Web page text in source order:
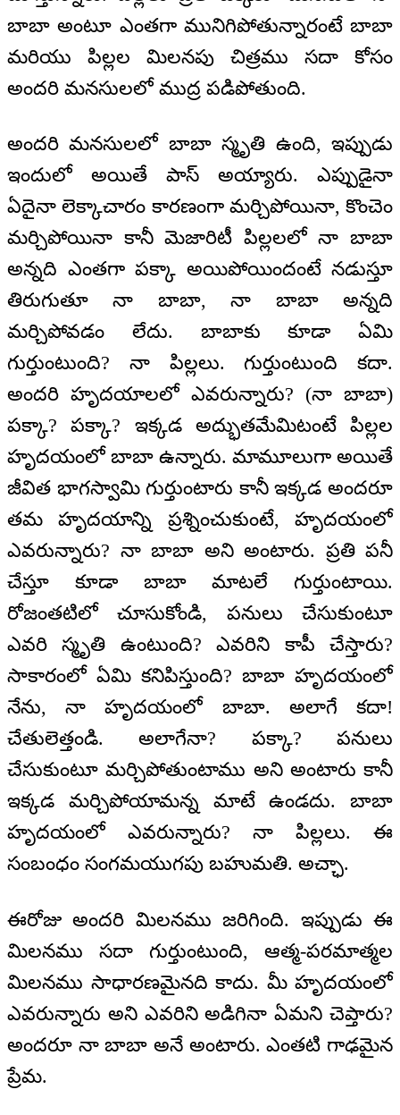
బాబా అంటూ ఎంతగా మునిగిపోతున్నారంటే బాబా
మరియు పిల్లల మిలనపు చిత్రము సదా కోసం
అందరి మనసులలో ముద్ర పడిపోతుంది.
అందరి మనసులలో బాబా స్మృతి ఉంది, ఇప్పుడు
ఇందులో అయితే పాస్ అయ్యారు. ఎప్పుడైనా
ఏదైనా లెక్కాచారం కారణంగా మర్చిపోయినా, కొంచెం
మర్చిపోయినా కానీ మెజారిటీ పిల్లలలో నా బాబా
అన్నది ఎంతగా పక్కా అయిపోయిందంటే నడుస్తూ
తిరుగుతూ నా బాబా, నా బాబా అన్నది
మర్చిపోవడం లేదు. బాబాకు కూడా ఏమి
గుర్తుంటుంది? నా పిల్లలు. గుర్తుంటుంది కదా.
అందరి హృదయాలలో ఎవరున్నారు? (నా బాబా)
పక్కా? పక్కా? ఇక్కడ అద్భుతమేమిటంటే పిల్లల
హృదయంలో బాబా ఉన్నారు. మామూలుగా అయితే
జీవిత భాగస్వామి గుర్తుంటారు కానీ ఇక్కడ అందరూ
తమ హృదయాన్ని ప్రశ్నించుకుంటే, హృదయంలో
ఎవరున్నారు? నా బాబా అని అంటారు. ప్రతి పనీ
చేస్తూ కూడా బాబా మాటలే గుర్తుంటాయి.
రోజంతటిలో చూసుకోండి, పనులు చేసుకుంటూ
ఎవరి స్మృతి ఉంటుంది? ఎవరిని కాపీ చేస్తారు?
సాకారంలో ఏమి కనిపిస్తుంది? బాబా హృదయంలో
నేను, నా హృదయంలో బాబా. అలాగే కదా!
చేతులెత్తండి. అలాగేనా? పక్కా? పనులు
చేసుకుంటూ మర్చిపోతుంటాము అని అంటారు కానీ
ఇక్కడ మర్చిపోయామన్న మాటే ఉండదు. బాబా
హృదయంలో ఎవరున్నారు? నా పిల్లలు. ఈ
సంబంధం సంగమయుగపు బహుమతి. అచ్ఛా.
ఈరోజు అందరి మిలనము జరిగింది. ఇప్పుడు ఈ
మిలనము సదా గుర్తుంటుంది, ఆత్మ-పరమాత్మల
మిలనము సాధారణమైనది కాదు. మీ హృదయంలో
ఎవరున్నారు అని ఎవరిని అడిగినా ఏమని చెప్తారు?
అందరూ నా బాబా అనే అంటారు. ఎంతటి గాఢమైన
ప్రేమ.